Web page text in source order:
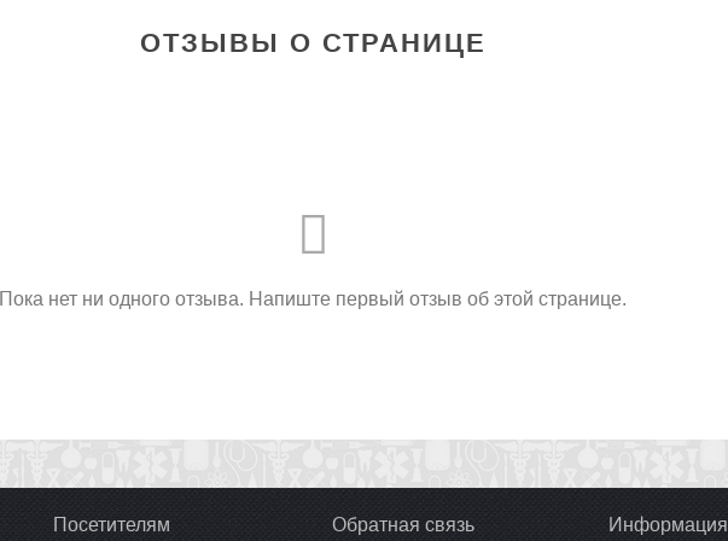
ОТЗЫВЫ О СТРАНИЦЕ
Пока нет ни одного отзыва. Напиште первый отзыв об этой странице.
Посетителям Обратная связь Информация